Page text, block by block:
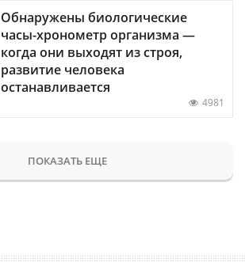
Обнаружены биологические
часы-хронометр организма —
когда они выходят из строя,
развитие человека
останавливается
4981
ПОКАЗАТЬ ЕЩЕ